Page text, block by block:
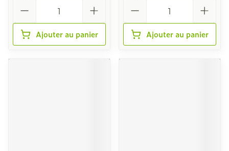
Ajouter au panier Ajouter au panier